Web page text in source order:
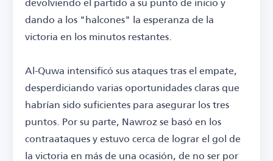
dando a los "halcones" la esperanza de la
victoria en los minutos restantes.
Al-Quwa intensificó sus ataques tras el empate,
desperdiciando varias oportunidades claras que
habrían sido suficientes para asegurar los tres
puntos. Por su parte, Nawroz se basó en los
contraataques y estuvo cerca de lograr el gol de
la victoria en más de una ocasión, de no ser por